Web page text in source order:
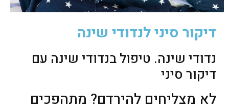
דיקור סיני לנדודי שינה
נדודי שינה. טיפול בנדודי שינה עם
דיקור סיני
לא מצליחים להירדם? מתהפכים